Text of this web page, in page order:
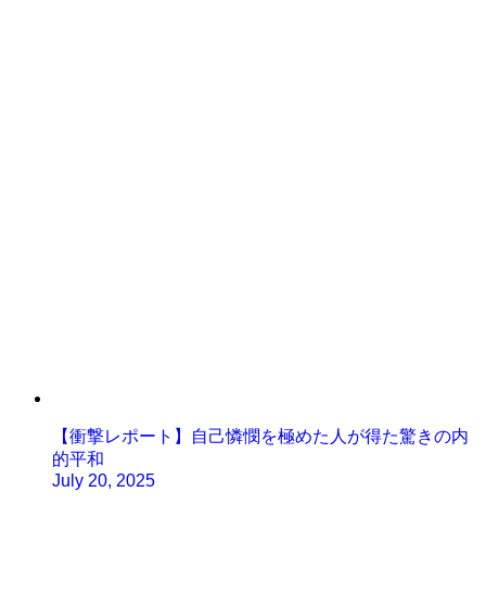
【衝撃レポート】自己憐憫を極めた人が得た驚きの内
的平和
July 20, 2025